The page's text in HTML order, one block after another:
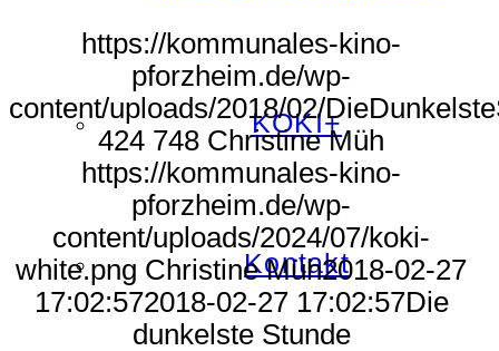
KOKI+
Kontakt
https://kommunales-kino-
pforzheim.de/wp-
content/uploads/2018/02/
424 748 Christine Müh
https://kommunales-kino-
pforzheim.de/wp-
content/uploads/2024/07/koki-
white.png Christine Müh2018-02-27
17:02:572018-02-27 17:02:57Die
dunkelste Stunde